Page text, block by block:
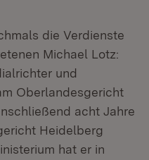
die Verdienste
Michael Lotz:
und
Oberlandesgericht
acht Jahre
Heidelberg
hat er in